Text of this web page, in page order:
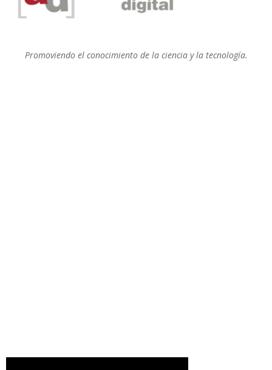
Promoviendo el conocimiento de la ciencia y la tecnología.